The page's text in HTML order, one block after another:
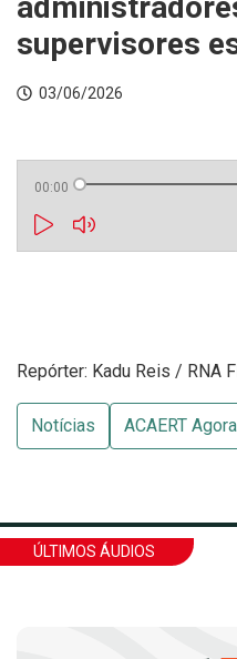
supervisores
03/06/2026
00:00
Repórter: Kadu Reis / RNA
Notícias ACAERT Agora
ÚLTIMOS ÁUDIOS